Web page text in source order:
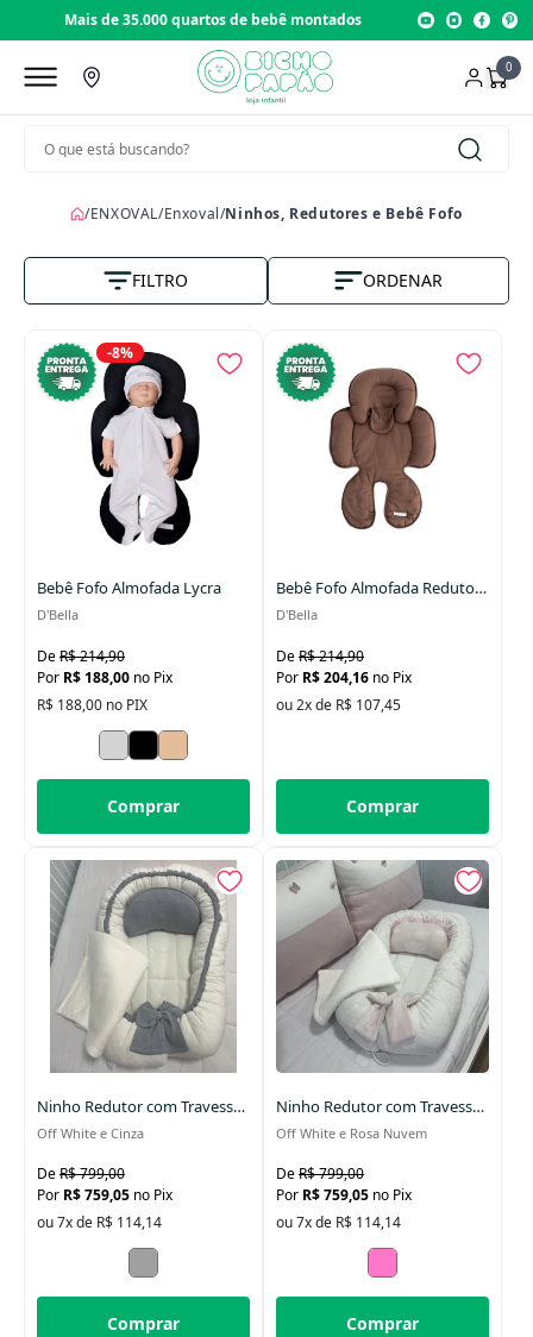
Mais de 35.000 quartos de bebê montados
0
/ENXOVAL/Enxoval/Ninhos, Redutores e Bebê Fofo
FILTRO ORDENAR
Vendas
Menor Preço
Maior Preço
Data Lançamento
-8%
Bebê Fofo Almofada Lycra
D'Bella
R$ 214,90
R$ 188,00 no Pix
R$ 188,00 no PIX
Comprar
Bebê Fofo Almofada Redutora Malha Liso Marrom
D'Bella
R$ 214,90
R$ 204,16 no Pix
ou 2x de R$ 107,45
Comprar
Ninho Redutor com Travesseiro e Manta
Off White e Cinza
R$ 799,00
R$ 759,05 no Pix
ou 7x de R$ 114,14
Comprar
Ninho Redutor com Travesseiro e Manta para Bebê
Off White e Rosa Nuvem
R$ 799,00
R$ 759,05 no Pix
ou 7x de R$ 114,14
Comprar